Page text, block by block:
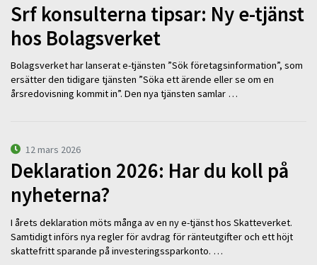
Srf konsulterna tipsar: Ny e-tjänst
hos Bolagsverket
Bolagsverket har lanserat e-tjänsten ”Sök företagsinformation”, som
ersätter den tidigare tjänsten ”Söka ett ärende eller se om en
årsredovisning kommit in”. Den nya tjänsten samlar …
12 mars 2026
Deklaration 2026: Har du koll på
nyheterna?
I årets deklaration möts många av en ny e-tjänst hos Skatteverket.
Samtidigt införs nya regler för avdrag för ränteutgifter och ett höjt
skattefritt sparande på investeringssparkonto. …